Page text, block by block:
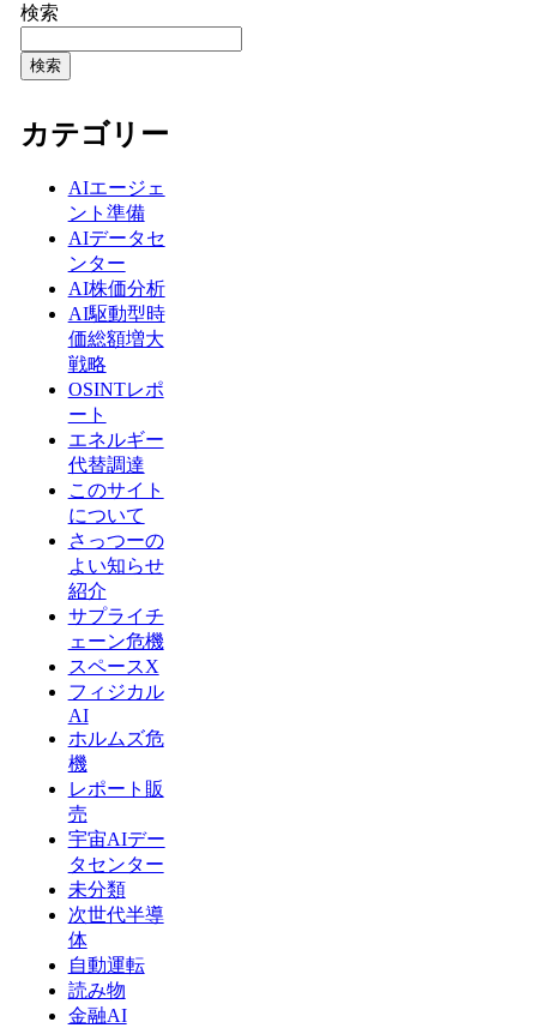
検索
検索
カテゴリー
AIエージェ
ント準備
AIデータセ
ンター
AI株価分析
AI駆動型時
価総額増大
戦略
OSINTレポ
ート
エネルギー
代替調達
このサイト
について
さっつーの
よい知らせ
紹介
サプライチ
ェーン危機
スペースX
フィジカル
AI
ホルムズ危
機
レポート販
売
宇宙AIデー
タセンター
未分類
次世代半導
体
自動運転
読み物
金融AI